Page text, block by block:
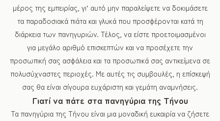
μέρος της εμπειρίας, γι’ αυτό μην παραλείψετε να δοκιμάσετε
τα παραδοσιακά πιάτα και γλυκά που προσφέρονται κατά τη
διάρκεια των πανηγυριών. Τέλος, να είστε προετοιμασμένοι
για μεγάλο αριθμό επισκεπτών και να προσέχετε την
προσωπική σας ασφάλεια και τα προσωπικά σας αντικείμενα σε
πολυσύχναστες περιοχές. Με αυτές τις συμβουλές, η επίσκεψή
σας θα είναι σίγουρα ευχάριστη και γεμάτη αναμνήσεις.
Γιατί να πάτε στα πανηγύρια της Τήνου
Τα πανηγύρια της Τήνου είναι μια μοναδική ευκαιρία να ζήσετε